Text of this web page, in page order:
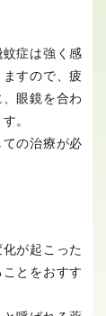
症は強く感
すので、疲
眼鏡を合わ
。
の治療が必
が起こった
とをおすす